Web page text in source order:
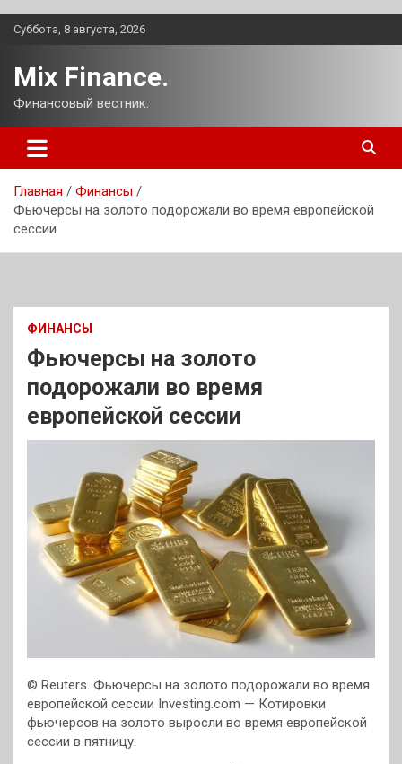
Перейти
Суббота, 8 августа, 2026
Mix Finance.
Финансовый вестник.
Главная
Финансы
Фьючерсы на золото подорожали во время европейской
сессии
ФИНАНСЫ
Фьючерсы на золото
подорожали во время
европейской сессии
© Reuters. Фьючерсы на золото подорожали во время
европейской сессии Investing.com — Котировки
фьючерсов на золото выросли во время европейской
сессии в пятницу.